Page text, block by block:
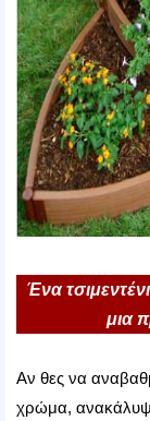
Ένα
μια
Αν θες να
χρώμα,